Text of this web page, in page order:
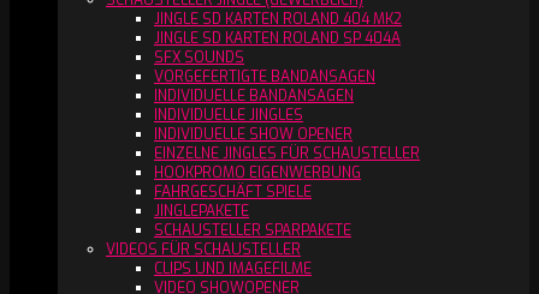
JINGLE SD KARTEN ROLAND 404 MK2
JINGLE SD KARTEN ROLAND SP 404A
SFX SOUNDS
VORGEFERTIGTE BANDANSAGEN
INDIVIDUELLE BANDANSAGEN
INDIVIDUELLE JINGLES
INDIVIDUELLE SHOW OPENER
EINZELNE JINGLES FÜR SCHAUSTELLER
HOOKPROMO EIGENWERBUNG
FAHRGESCHÄFT SPIELE
JINGLEPAKETE
SCHAUSTELLER SPARPAKETE
VIDEOS FÜR SCHAUSTELLER
CLIPS UND IMAGEFILME
VIDEO SHOWOPENER